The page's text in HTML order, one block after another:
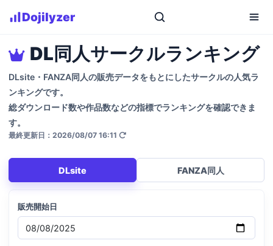
Dojilyzer
DL同人サークルランキング
DLsite・FANZA同人の販売データをもとにしたサークルの人気ラ
ンキングです。
総ダウンロード数や作品数などの指標でランキングを確認できま
す。
最終更新日：2026/08/07 16:11
DLsite FANZA同人
販売開始日